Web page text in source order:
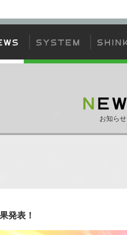
お知らせ
発表！